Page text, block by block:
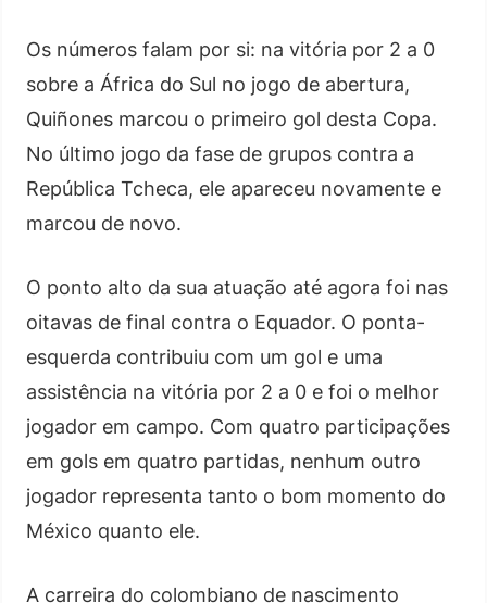
Os números falam por si: na vitória por 2 a 0
sobre a África do Sul no jogo de abertura,
Quiñones marcou o primeiro gol desta Copa.
No último jogo da fase de grupos contra a
República Tcheca, ele apareceu novamente e
marcou de novo.
O ponto alto da sua atuação até agora foi nas
oitavas de final contra o Equador. O ponta-
esquerda contribuiu com um gol e uma
assistência na vitória por 2 a 0 e foi o melhor
jogador em campo. Com quatro participações
em gols em quatro partidas, nenhum outro
jogador representa tanto o bom momento do
México quanto ele.
A carreira do colombiano de nascimento